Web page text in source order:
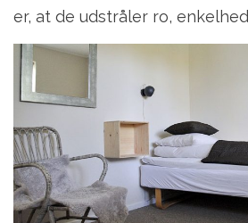
er, at de udstråler ro,